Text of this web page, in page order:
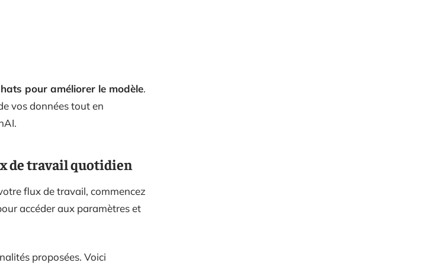
pour améliorer le modèle.
vos données tout en
de travail quotidien
flux de travail, commencez
accéder aux paramètres et
proposées. Voici